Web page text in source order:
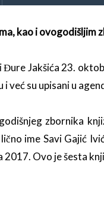
kao i ovogodišljim
Đure Jakšića 23.
već su upisani u
zbornika
ime Savi Gajić
Ovo je šesta